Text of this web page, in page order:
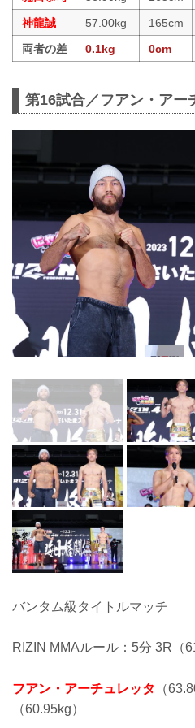
神龍誠
57.00kg 165cm
両者の差
0.1kg 0cm
第16試合／フアン・アー
バンタム級タイトルマッチ
RIZIN MMAルール：5分 3R（
フアン・アーチュレッタ （
（60.95kg）